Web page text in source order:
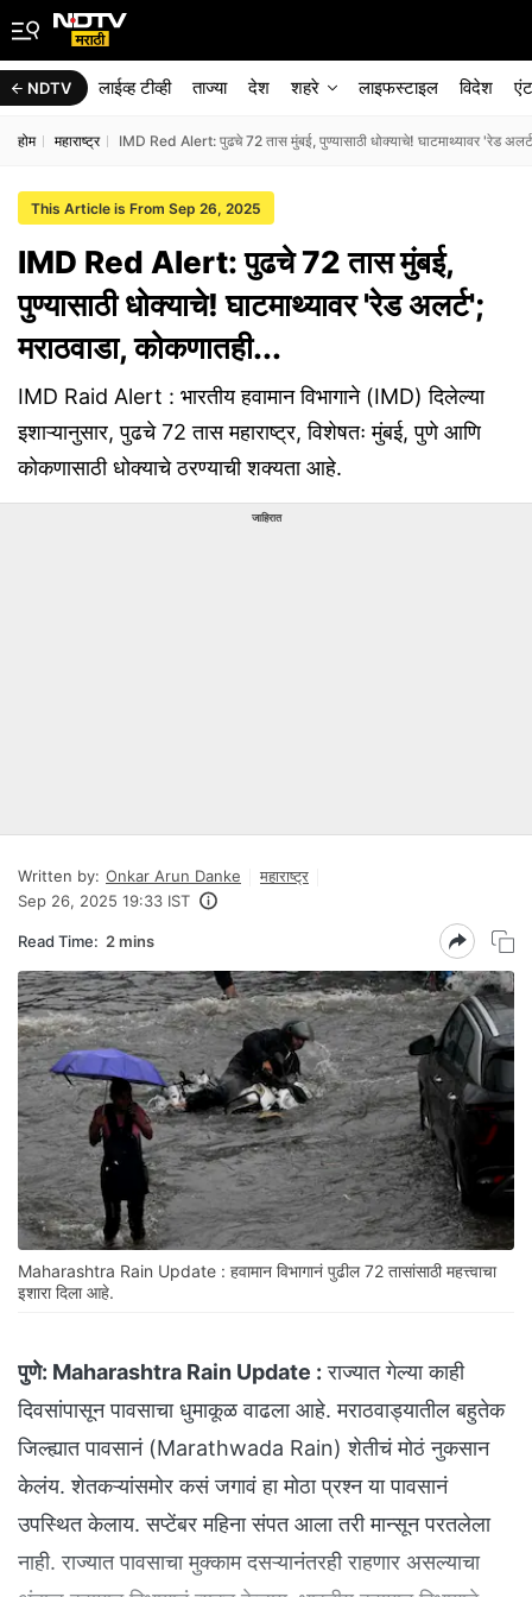
NDTV लाईव्ह टीव्ही ताज्या देश शहरे लाइफस्टाइल विदेश
होम महाराष्ट्र IMD Red Alert: पुढचे 72 तास मुंबई, पुण्यासाठी धोक्याचे! घाटमाथ्यावर 'रेड
This Article is From Sep 26, 2025
IMD Red Alert: पुढचे 72 तास मुंबई,
पुण्यासाठी धोक्याचे! घाटमाथ्यावर 'रेड अलर्ट';
मराठवाडा, कोकणातही...
IMD Raid Alert : भारतीय हवामान विभागाने (IMD) दिलेल्या
इशाऱ्यानुसार, पुढचे 72 तास महाराष्ट्र, विशेषतः मुंबई, पुणे आणि
कोकणासाठी धोक्याचे ठरण्याची शक्यता आहे.
जाहिरात
Written by: Onkar Arun Danke
महाराष्ट्र
Sep 26, 2025 19:33 IST
Read Time: 2 mins
Maharashtra Rain Update : हवामान विभागानं पुढील 72 तासांसाठी महत्त्वाचा
इशारा दिला आहे.
पुणे: Maharashtra Rain Update : राज्यात गेल्या काही
दिवसांपासून पावसाचा धुमाकूळ वाढला आहे. मराठवाड्यातील बहुतेक
जिल्ह्यात पावसानं (Marathwada Rain) शेतीचं मोठं नुकसान
केलंय. शेतकऱ्यांसमोर कसं जगावं हा मोठा प्रश्न या पावसानं
उपस्थित केलाय. सप्टेंबर महिना संपत आला तरी मान्सून परतलेला
नाही. राज्यात पावसाचा मुक्काम दसऱ्यानंतरही राहणार असल्याचा